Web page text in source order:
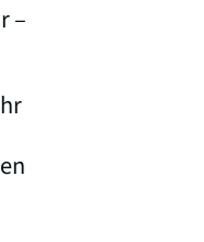
–